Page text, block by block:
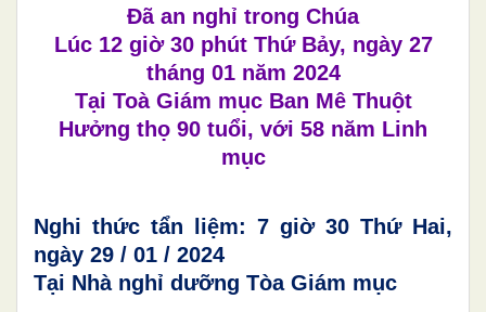
Đã an nghỉ trong Chúa
Lúc 12 giờ 30 phút Thứ Bảy, ngày 27
tháng 01 năm 2024
Tại Toà Giám mục Ban Mê Thuột
Hưởng thọ 90 tuổi, với 58 năm Linh
mục
Nghi thức tẩn liệm: 7 giờ 30 Thứ Hai,
ngày 29 / 01 / 2024
Tại Nhà nghỉ dưỡng Tòa Giám mục